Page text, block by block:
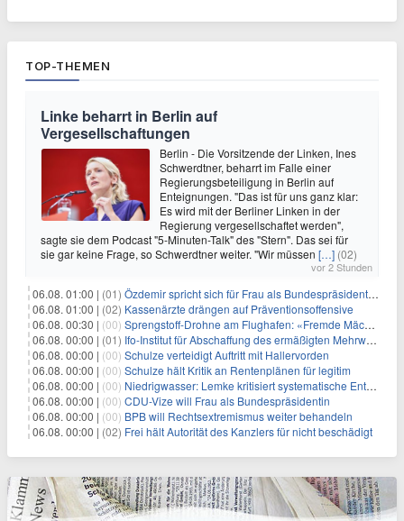
TOP-THEMEN
Linke beharrt in Berlin auf
Vergesellschaftungen
Berlin - Die Vorsitzende der Linken, Ines
Schwerdtner, beharrt im Falle einer
Regierungsbeteiligung in Berlin auf
Enteignungen. "Das ist für uns ganz klar:
Es wird mit der Berliner Linken in der
Regierung vergesellschaftet werden",
sagte sie dem Podcast "5-Minuten-Talk" des "Stern". Das sei für
sie gar keine Frage, so Schwerdtner weiter. "Wir müssen […] (02)
vor 2 Stunden
06.08. 01:00 | (01) Özdemir spricht sich für Frau als Bundespräsidentin aus
06.08. 01:00 | (02) Kassenärzte drängen auf Präventionsoffensive
06.08. 00:30 | (00) Sprengstoff-Drohne am Flughafen: «Fremde Mächte» am Werk?
06.08. 00:00 | (01) Ifo-Institut für Abschaffung des ermäßigten Mehrwertsteuersatzes
06.08. 00:00 | (00) Schulze verteidigt Auftritt mit Hallervorden
06.08. 00:00 | (00) Schulze hält Kritik an Rentenplänen für legitim
06.08. 00:00 | (00) Niedrigwasser: Lemke kritisiert systematische Entwässerung
06.08. 00:00 | (00) CDU-Vize will Frau als Bundespräsidentin
06.08. 00:00 | (00) BPB will Rechtsextremismus weiter behandeln
06.08. 00:00 | (02) Frei hält Autorität des Kanzlers für nicht beschädigt